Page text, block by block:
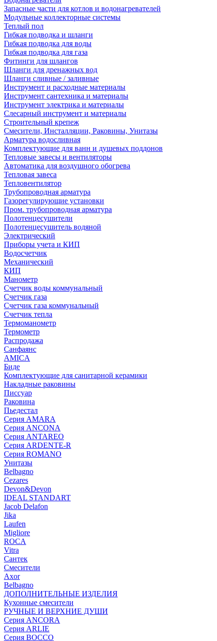
Запасные части для котлов и водонагревателей
Модульные коллекторные системы
Теплый пол
Гибкая подводка и шланги
Гибкая подводка для воды
Гибкая подводка для газа
Фитинги для шлангов
Шланги для дренажных вод
Шланги сливные / заливные
Инструмент и расходные материалы
Инструмент сантехника и материалы
Инструмент электрика и материалы
Слесарный инструмент и материалы
Строительный крепеж
Смесители, Инсталляции, Раковины, Унитазы
Арматура водосливная
Комплектующие для ванн и душевых поддонов
Тепловые завесы и вентиляторы
Автоматика для воздушного обогрева
Тепловая завеса
Тепловентилятор
Трубопроводная арматура
Газорегулирующие установки
Пром. трубопроводная арматура
Полотенцесушители
Полотенцесушитель водяной
Электрический
Приборы учета и КИП
Водосчетчик
Механический
КИП
Манометр
Счетчик воды коммунальный
Счетчик газа
Счетчик газа коммунальный
Счетчик тепла
Термоманометр
Термометр
Распродажа
Санфаянс
AMICA
Биде
Комплектующие для санитарной керамики
Накладные раковины
Писсуар
Раковина
Пьедестал
Серия AMARA
Серия ANCONA
Серия ANTAREO
Серия ARDENTE-R
Серия ROMANO
Унитазы
Belbagno
Cezares
Devon&Devon
IDEAL STANDART
Jacob Delafon
Jika
Laufen
Migliore
ROCA
Vitra
Сантек
Смесители
Axor
Belbagno
ДОПОЛНИТЕЛЬНЫЕ ИЗДЕЛИЯ
Кухонные смесители
РУЧНЫЕ И ВЕРХНИЕ ДУШИ
Серия ANCORA
Серия ARLIE
Серия BOCCO